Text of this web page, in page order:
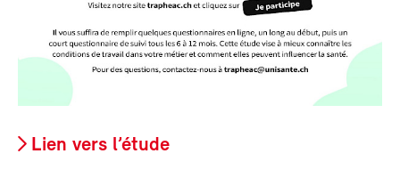
Lien vers l’étude